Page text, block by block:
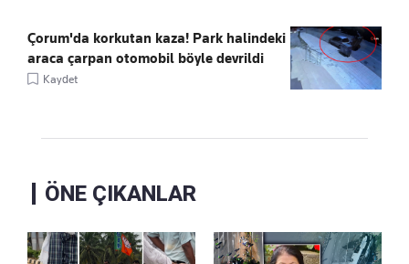
Çorum'da korkutan kaza! Park halindeki
araca çarpan otomobil böyle devrildi
Kaydet
ÖNE ÇIKANLAR